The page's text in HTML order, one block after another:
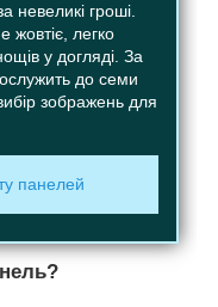
невеликі гроші.
жовтіє, легко
у догляді. За
до семи
зображень для
панелей